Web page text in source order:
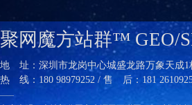
聚网魔方站群™ GEO/
地 址：深圳市龙岗中心城盛龙路万象天成1
热 线：180 98979252 / 售 后：181
——